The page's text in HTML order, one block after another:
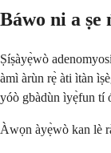
Báwo ni a ṣe
Ṣíṣàyẹ̀wò
àmì àrùn rẹ̀ àti ìtàn
yóò gbàdùn ìyẹ̀fun tí
Àwọn àyẹ̀wò kan lè